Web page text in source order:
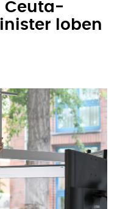
Ceuta-
loben